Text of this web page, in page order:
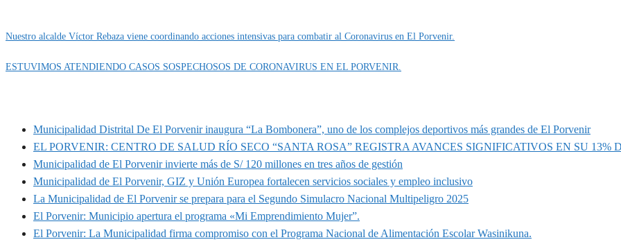
Nuestro alcalde Víctor Rebaza viene coordinando acciones intensivas para combatir al Coronavirus en El Porvenir.
ESTUVIMOS ATENDIENDO CASOS SOSPECHOSOS DE CORONAVIRUS EN EL PORVENIR.
Municipalidad Distrital De El Porvenir inaugura “La Bombonera”, uno de los complejos deportivos más grandes de El Porvenir
EL PORVENIR: CENTRO DE SALUD RÍO SECO “SANTA ROSA” REGISTRA AVANCES SIGNIFICATIVOS EN SU 13%
Municipalidad de El Porvenir invierte más de S/ 120 millones en tres años de gestión
Municipalidad de El Porvenir, GIZ y Unión Europea fortalecen servicios sociales y empleo inclusivo
La Municipalidad de El Porvenir se prepara para el Segundo Simulacro Nacional Multipeligro 2025
El Porvenir: Municipio apertura el programa «Mi Emprendimiento Mujer”.
El Porvenir: La Municipalidad firma compromiso con el Programa Nacional de Alimentación Escolar Wasinikuna.